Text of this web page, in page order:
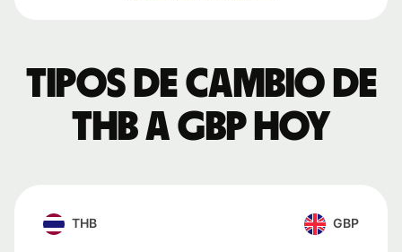
Tipos de cambio de
THB a GBP hoy
THB GBP